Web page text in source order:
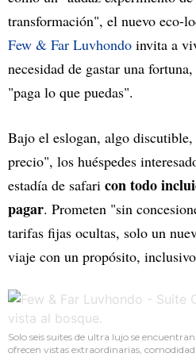
transformación", el nuevo eco-
Few & Far Luvhondo invita a
necesidad de gastar una
"paga lo que puedas".
Bajo el eslogan, algo
precio", los huéspedes
estadía de safari con todo
pagar. Prometen "sin
tarifas fijas ocultas, solo un
viaje con un propósito,
Solo seis suites de ultra lujo se
ofrecen vistas extraordinarias,